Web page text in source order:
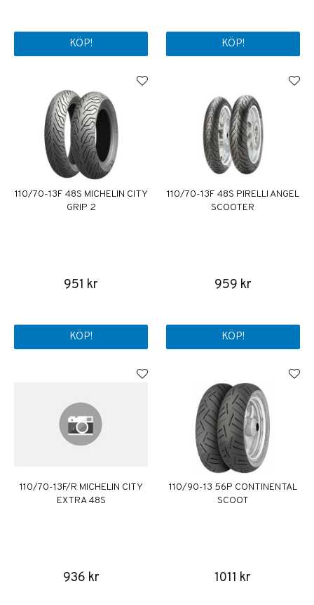
KÖP! KÖP!
110/70-13F 48S MICHELIN CITY
GRIP 2
951 kr
KÖP!
110/70-13F 48S PIRELLI ANGEL
SCOOTER
959 kr
KÖP!
110/70-13F/R MICHELIN CITY
EXTRA 48S
936 kr
110/90-13 56P CONTINENTAL
SCOOT
1011 kr